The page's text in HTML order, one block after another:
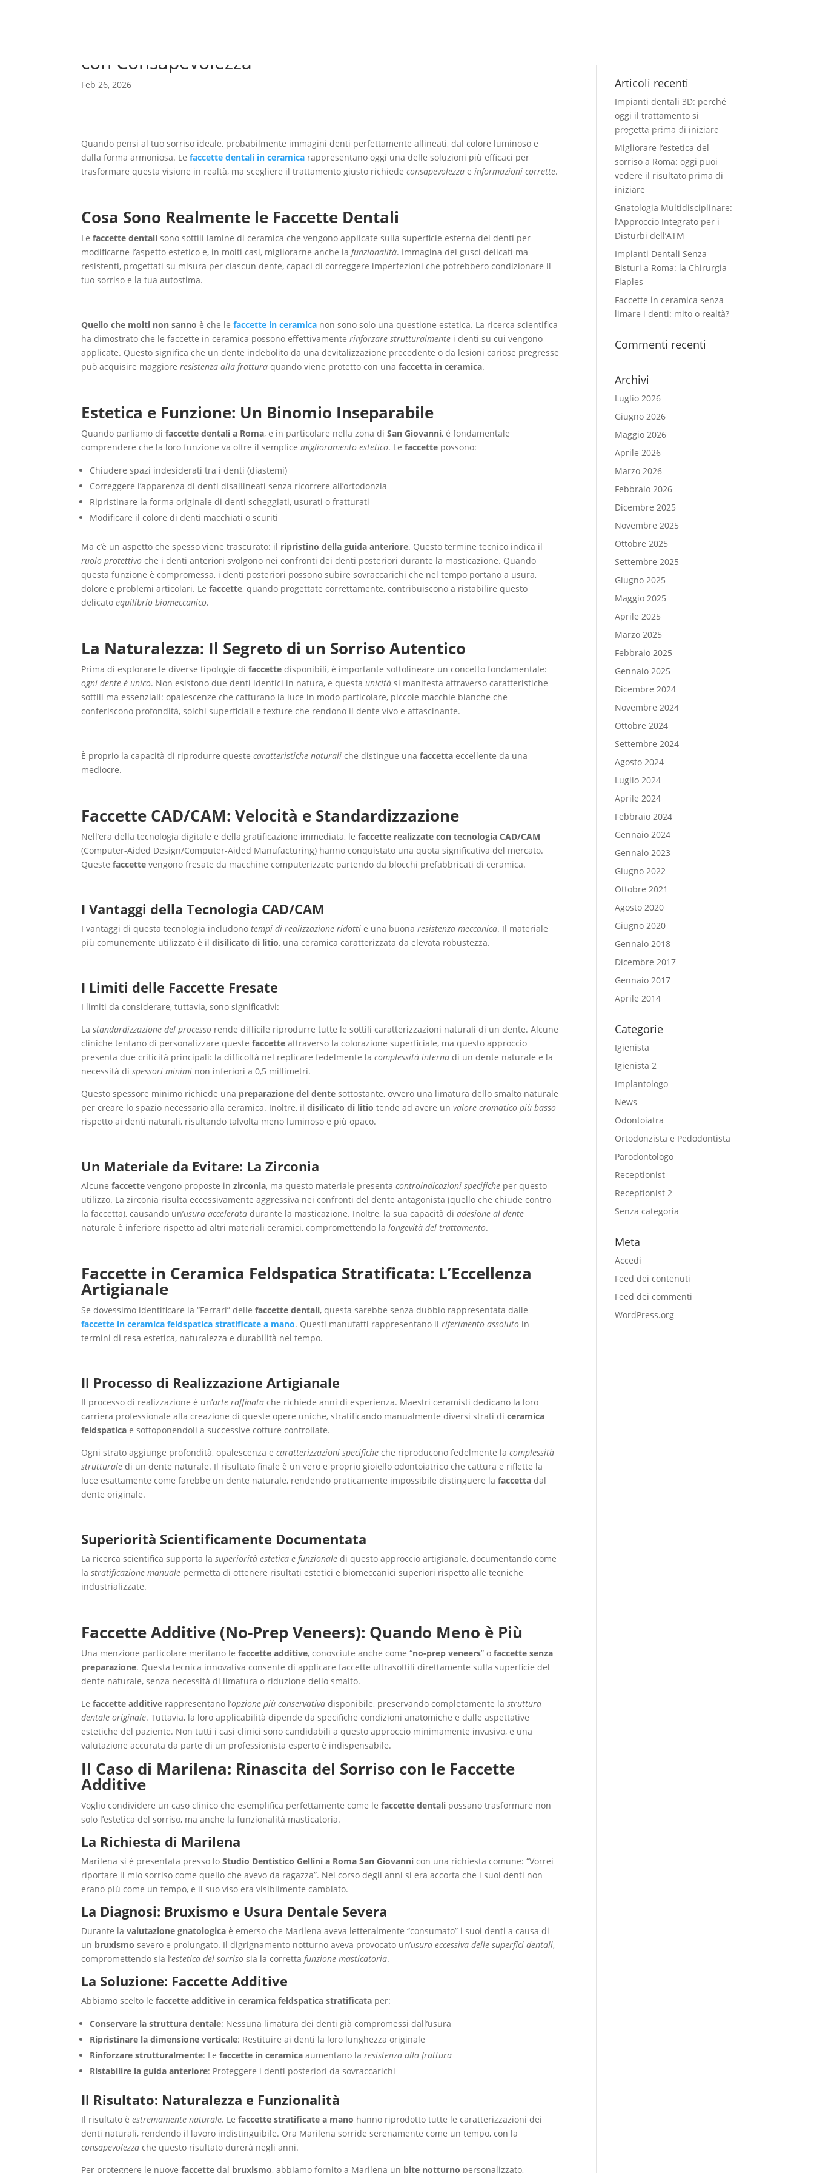
News Contatti Italiano
con Consapevolezza
Feb 26, 2026
Quando pensi al tuo sorriso ideale, probabilmente immagini denti perfettamente allineati, dal colore luminoso e
dalla forma armoniosa. Lefaccette dentali in ceramica rappresentano oggi una delle soluzioni più efficaci per
trasformare questa visione in realtà, ma scegliere il trattamento giusto richiedeconsapevolezza einformazioni corrette.
Cosa Sono Realmente le Faccette Dentali
Lefaccette dentali sono sottili lamine di ceramica che vengono applicate sulla superficie esterna dei denti per
modificarne l’aspetto estetico e, in molti casi, migliorarne anche lafunzionalità. Immagina dei gusci delicati ma
resistenti, progettati su misura per ciascun dente, capaci di correggere imperfezioni che potrebbero condizionare il
tuo sorriso e la tua autostima.
Quello che molti non sanno è che lefaccette in ceramica non sono solo una questione estetica. La ricerca scientifica
ha dimostrato che le faccette in ceramica possono effettivamenterinforzare strutturalmente i denti su cui vengono
applicate. Questo significa che un dente indebolito da una devitalizzazione precedente o da lesioni cariose pregresse
può acquisire maggioreresistenza alla frattura quando viene protetto con unafaccetta in ceramica.
Estetica e Funzione: Un Binomio Inseparabile
Quando parliamo difaccette dentali a Roma, e in particolare nella zona diSan Giovanni, è fondamentale
comprendere che la loro funzione va oltre il semplicemiglioramento estetico. Lefaccette possono:
Chiudere spazi indesiderati tra i denti (diastemi)
Correggere l’apparenza di denti disallineati senza ricorrere all’ortodonzia
Ripristinare la forma originale di denti scheggiati, usurati o fratturati
Modificare il colore di denti macchiati o scuriti
Ma c’è un aspetto che spesso viene trascurato: il ripristino della guida anteriore. Questo termine tecnico indica il
ruolo protettivo che i denti anteriori svolgono nei confronti dei denti posteriori durante la masticazione. Quando
questa funzione è compromessa, i denti posteriori possono subire sovraccarichi che nel tempo portano a usura,
dolore e problemi articolari. Lefaccette, quando progettate correttamente, contribuiscono a ristabilire questo
delicatoequilibrio biomeccanico.
La Naturalezza: Il Segreto di un Sorriso Autentico
Prima di esplorare le diverse tipologie difaccette disponibili, è importante sottolineare un concetto fondamentale:
ogni dente è unico. Non esistono due denti identici in natura, e questaunicità si manifesta attraverso caratteristiche
sottili ma essenziali: opalescenze che catturano la luce in modo particolare, piccole macchie bianche che
conferiscono profondità, solchi superficiali e texture che rendono il dente vivo e affascinante.
È proprio la capacità di riprodurre questecaratteristiche naturali che distingue unafaccetta eccellente da una
mediocre.
Faccette CAD/CAM: Velocità e Standardizzazione
Nell’era della tecnologia digitale e della gratificazione immediata, lefaccette realizzate con tecnologia CAD/CAM
(Computer-Aided Design/Computer-Aided Manufacturing) hanno conquistato una quota significativa del mercato.
Questefaccette vengono fresate da macchine computerizzate partendo da blocchi prefabbricati di ceramica.
I Vantaggi della Tecnologia CAD/CAM
I vantaggi di questa tecnologia includonotempi di realizzazione ridotti e una buonaresistenza meccanica. Il materiale
più comunemente utilizzato è ildisilicato di litio, una ceramica caratterizzata da elevata robustezza.
I Limiti delle Faccette Fresate
I limiti da considerare, tuttavia, sono significativi:
Lastandardizzazione del processo rende difficile riprodurre tutte le sottili caratterizzazioni naturali di un dente. Alcune
cliniche tentano di personalizzare questefaccette attraverso la colorazione superficiale, ma questo approccio
presenta due criticità principali: la difficoltà nel replicare fedelmente lacomplessità interna di un dente naturale e la
necessità dispessori minimi non inferiori a 0,5 millimetri.
Questo spessore minimo richiede una preparazione del dente sottostante, ovvero una limatura dello smalto naturale
per creare lo spazio necessario alla ceramica. Inoltre, ildisilicato di litio tende ad avere unvalore cromatico più basso
rispetto ai denti naturali, risultando talvolta meno luminoso e più opaco.
Un Materiale da Evitare: La Zirconia
Alcunefaccette vengono proposte inzirconia, ma questo materiale presentacontroindicazioni specifiche per questo
utilizzo. La zirconia risulta eccessivamente aggressiva nei confronti del dente antagonista (quello che chiude contro
la faccetta), causando un’usura accelerata durante la masticazione. Inoltre, la sua capacità diadesione al dente
naturale è inferiore rispetto ad altri materiali ceramici, compromettendo lalongevità del trattamento.
Faccette in Ceramica Feldspatica Stratificata: L’Eccellenza
Artigianale
Se dovessimo identificare la “Ferrari” dellefaccette dentali, questa sarebbe senza dubbio rappresentata dalle
faccette in ceramica feldspatica stratificate a mano. Questi manufatti rappresentano ilriferimento assoluto in
termini di resa estetica, naturalezza e durabilità nel tempo.
Il Processo di Realizzazione Artigianale
Il processo di realizzazione è un’arte raffinata che richiede anni di esperienza. Maestri ceramisti dedicano la loro
carriera professionale alla creazione di queste opere uniche, stratificando manualmente diversi strati diceramica
feldspatica e sottoponendoli a successive cotture controllate.
Ogni strato aggiunge profondità, opalescenza ecaratterizzazioni specifiche che riproducono fedelmente lacomplessità
strutturale di un dente naturale. Il risultato finale è un vero e proprio gioiello odontoiatrico che cattura e riflette la
luce esattamente come farebbe un dente naturale, rendendo praticamente impossibile distinguere lafaccetta dal
dente originale.
Superiorità Scientificamente Documentata
La ricerca scientifica supporta lasuperiorità estetica e funzionale di questo approccio artigianale, documentando come
lastratificazione manuale permetta di ottenere risultati estetici e biomeccanici superiori rispetto alle tecniche
industrializzate.
Faccette Additive (No-Prep Veneers): Quando Meno è Più
Una menzione particolare meritano lefaccette additive, conosciute anche come “no-prep veneers” ofaccette senza
preparazione. Questa tecnica innovativa consente di applicare faccette ultrasottili direttamente sulla superficie del
dente naturale, senza necessità di limatura o riduzione dello smalto.
Lefaccette additive rappresentano l’opzione più conservativa disponibile, preservando completamente lastruttura
dentale originale. Tuttavia, la loro applicabilità dipende da specifiche condizioni anatomiche e dalle aspettative
estetiche del paziente. Non tutti i casi clinici sono candidabili a questo approccio minimamente invasivo, e una
valutazione accurata da parte di un professionista esperto è indispensabile.
Il Caso di Marilena: Rinascita del Sorriso con le Faccette
Additive
Voglio condividere un caso clinico che esemplifica perfettamente come lefaccette dentali possano trasformare non
solo l’estetica del sorriso, ma anche la funzionalità masticatoria.
La Richiesta di Marilena
Marilena si è presentata presso loStudio Dentistico Gellini a Roma San Giovanni con una richiesta comune: “Vorrei
riportare il mio sorriso come quello che avevo da ragazza”. Nel corso degli anni si era accorta che i suoi denti non
erano più come un tempo, e il suo viso era visibilmente cambiato.
La Diagnosi: Bruxismo e Usura Dentale Severa
Durante lavalutazione gnatologica è emerso che Marilena aveva letteralmente “consumato” i suoi denti a causa di
un bruxismo severo e prolungato. Il digrignamento notturno aveva provocato un’usura eccessiva delle superfici dentali,
compromettendo sia l’estetica del sorriso sia la correttafunzione masticatoria.
La Soluzione: Faccette Additive
Abbiamo scelto lefaccette additive inceramica feldspatica stratificata per:
Conservare la struttura dentale: Nessuna limatura dei denti già compromessi dall’usura
Ripristinare la dimensione verticale: Restituire ai denti la loro lunghezza originale
Rinforzare strutturalmente: Lefaccette in ceramica aumentano laresistenza alla frattura
Ristabilire la guida anteriore: Proteggere i denti posteriori da sovraccarichi
Il Risultato: Naturalezza e Funzionalità
Il risultato èestremamente naturale. Lefaccette stratificate a mano hanno riprodotto tutte le caratterizzazioni dei
denti naturali, rendendo il lavoro indistinguibile. Ora Marilena sorride serenamente come un tempo, con la
consapevolezza che questo risultato durerà negli anni.
Per proteggere le nuovefaccette dal bruxismo, abbiamo fornito a Marilena un bite notturno personalizzato,
Articoli recenti
Impianti dentali 3D: perché
oggi il trattamento si
progetta prima di iniziare
Migliorare l’estetica del
sorriso a Roma: oggi puoi
vedere il risultato prima di
iniziare
Gnatologia Multidisciplinare:
l’Approccio Integrato per i
Disturbi dell’ATM
Impianti Dentali Senza
Bisturi a Roma: la Chirurgia
Flaples
Faccette in ceramica senza
limare i denti: mito o realtà?
Commenti recenti
Archivi
Luglio 2026
Giugno 2026
Maggio 2026
Aprile 2026
Marzo 2026
Febbraio 2026
Dicembre 2025
Novembre 2025
Ottobre 2025
Settembre 2025
Giugno 2025
Maggio 2025
Aprile 2025
Marzo 2025
Febbraio 2025
Gennaio 2025
Dicembre 2024
Novembre 2024
Ottobre 2024
Settembre 2024
Agosto 2024
Luglio 2024
Aprile 2024
Febbraio 2024
Gennaio 2024
Gennaio 2023
Giugno 2022
Ottobre 2021
Agosto 2020
Giugno 2020
Gennaio 2018
Dicembre 2017
Gennaio 2017
Aprile 2014
Categorie
Igienista
Igienista 2
Implantologo
News
Odontoiatra
Ortodonzista e Pedodontista
Parodontologo
Receptionist
Receptionist 2
Senza categoria
Meta
Accedi
Feed dei contenuti
Feed dei commenti
WordPress.org